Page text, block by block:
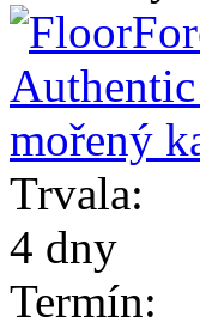
Trvala:
4 dny
Termín: